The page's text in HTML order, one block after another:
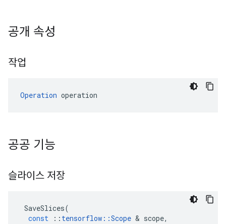
공개 속성
작업
Operation operation
공공 기능
슬라이스 저장
SaveSlices(
const
:: tensorflow ::Scope & scope,